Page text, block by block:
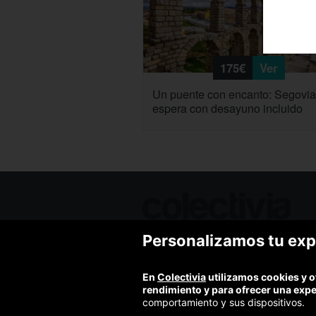
175€ Ver
Un puente con encanto:
espera con desayuno incluido
Ofertas de hoy
Términos y condiciones
Política de privacidad y aviso legal
Política de cookies
Personalizamos tu
En Colectiviautilizamos cookies y
rendimiento y para ofrecer una
comportamiento y sus dispositivos.